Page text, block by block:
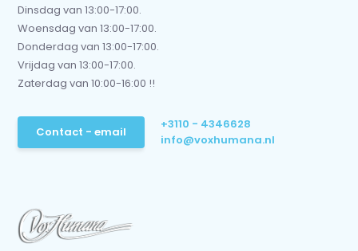
Dinsdag van 13:00-17:00.
Woensdag van 13:00-17:00.
Donderdag van 13:00-17:00.
Vrijdag van 13:00-17:00.
Zaterdag van 10:00-16:00 !!
Contact - email
+3110 - 4346628
info@voxhumana.nl